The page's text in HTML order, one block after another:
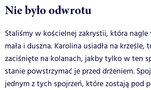
Nie było odwrotu
Staliśmy w kościelnej zakrystii, która nagle
mała i duszna. Karolina usiadła na krześle,
zaciśnięte na kolanach, jakby tylko w ten
stanie powstrzymać je przed drżeniem.
jednym z tych spojrzeń, które zostają pod